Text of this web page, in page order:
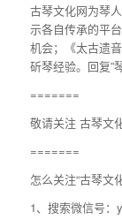
古琴文化网为琴
示各自传承的平
机会；《太古遗
斫琴经验。回复”
=======
敬请关注 古琴文
=======
怎么关注“古琴文
1、搜索微信号：